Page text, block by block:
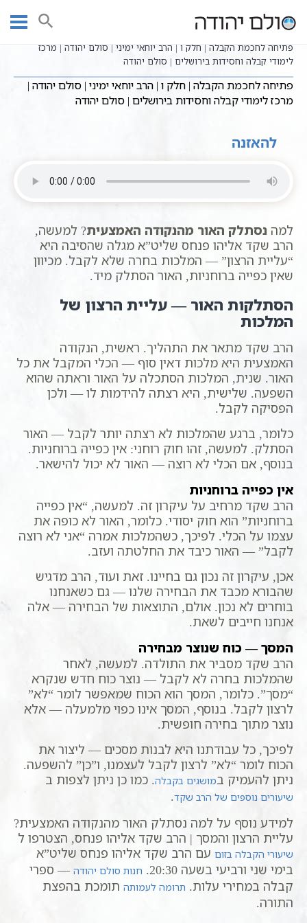
עמוד ראשי שיעורי וידאו
פתיחה לחכמת הקבלה - הרב יוחאי ימיני
פתיחה לחכמת הקבלה | חלק ו | הרב יוחאי ימיני | סולם יהודה | מרכז
לימודי קבלה וחסידות בירושלים | סולם יהודה
פתיחה לחכמת הקבלה | חלק ו | הרב יוחאי ימיני | סולם יהודה |
מרכז לימודי קבלה וחסידות בירושלים | סולם יהודה
להאזנה
למה נסתלק האור מהנקודה האמצעית? למעשה,
הרב שקד אליהו פנחס שליט”א מגלה שהסיבה היא
“עליית הרצון” — המלכות בחרה שלא לקבל. מכיוון
שאין כפייה ברוחניות, האור הסתלק מיד.
הסתלקות האור — עליית הרצון של
המלכות
הרב שקד מתאר את התהליך. ראשית, הנקודה
האמצעית היא מלכות דאין סוף — הכלי המקבל את כל
האור. שנית, המלכות הסתכלה על האור וראתה שהוא
השפעה. שלישית, היא רצתה להידמות לו — ולכן
הפסיקה לקבל.
כלומר, ברגע שהמלכות לא רצתה יותר לקבל — האור
הסתלק. למעשה, זהו חוק רוחני: אין כפייה ברוחניות.
בנוסף, אם הכלי לא רוצה — האור לא יכול להישאר.
אין כפייה ברוחניות
הרב שקד מרחיב על עיקרון זה. למעשה, “אין כפייה
ברוחניות” הוא חוק יסודי. כלומר, האור לא כופה את
עצמו על הכלי. לפיכך, כשהמלכות אמרה “אני לא רוצה
לקבל” — האור כיבד את החלטתה ועזב.
אכן, עיקרון זה נכון גם בחיינו. זאת ועוד, הרב מדגיש
שהבורא מכבד את הבחירה שלנו — גם כשאנחנו
בוחרים לא נכון. אולם, התוצאות של הבחירה — אלה
אנחנו חייבים לשאת.
המסך — כוח שנוצר מבחירה
הרב שקד מסביר את התולדה. למעשה, לאחר
שהמלכות בחרה לא לקבל — נוצר כוח חדש שנקרא
“מסך”. כלומר, המסך הוא הכוח שמאפשר לומר “לא”
לרצון לקבל. בנוסף, המסך אינו כפוי מלמעלה — אלא
נוצר מתוך בחירה חופשית.
לפיכך, כל עבודתנו היא לבנות מסכים — ליצור את
הכוח לומר “לא” לרצון לקבל לעצמנו, ו”כן” להשפעה.
ניתן להעמיק במושגים בקבלה. כמו כן ניתן לצפות ב
שיעורים נוספים של הרב שקד.
למידע נוסף על למה נסתלק האור מהנקודה האמצעית?
עליית הרצון והמסך | הרב שקד אליהו פנחס, הצטרפו ל
שיעורי הקבלה בזום עם הרב שקד אליהו פנחס שליט”א
בימי שני ורביעי בשעה 20:30.
חנות סולם יהודה — ספרי
קבלה במחירי עלות. תרומה לעמותה תומכת בהפצת
התורה.